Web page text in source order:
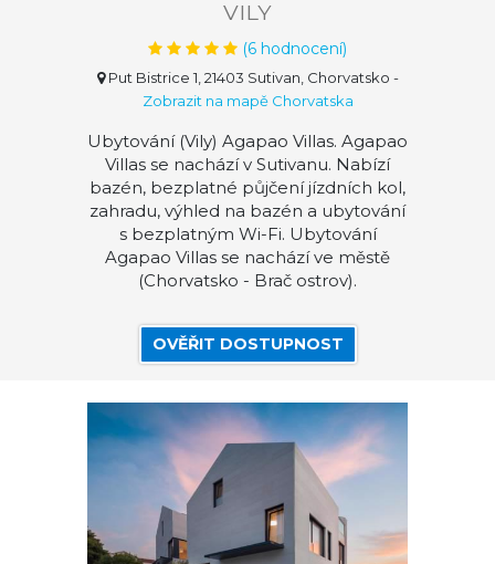
VILY
(6 hodnocení)
Put Bistrice 1, 21403 Sutivan, Chorvatsko -
Zobrazit na mapě Chorvatska
Ubytování (Vily) Agapao Villas. Agapao
Villas se nachází v Sutivanu. Nabízí
bazén, bezplatné půjčení jízdních kol,
zahradu, výhled na bazén a ubytování
s bezplatným Wi-Fi. Ubytování
Agapao Villas se nachází ve městě
(Chorvatsko - Brač ostrov).
OVĚŘIT DOSTUPNOST